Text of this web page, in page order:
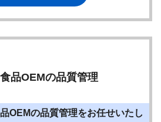
品OEMの品質管理
OEMの品質管理をお任せいたし